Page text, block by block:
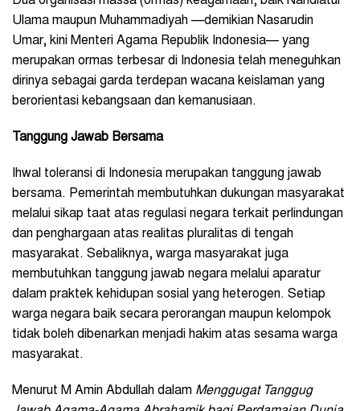
Ulama maupun Muhammadiyah —demikian Nasarudin
Umar, kini Menteri Agama Republik Indonesia— yang
merupakan ormas terbesar di Indonesia telah meneguhkan
dirinya sebagai garda terdepan wacana keislaman yang
berorientasi kebangsaan dan kemanusiaan.
Tanggung Jawab Bersama
Ihwal toleransi di Indonesia merupakan tanggung jawab
bersama. Pemerintah membutuhkan dukungan masyarakat
melalui sikap taat atas regulasi negara terkait perlindungan
dan penghargaan atas realitas pluralitas di tengah
masyarakat. Sebaliknya, warga masyarakat juga
membutuhkan tanggung jawab negara melalui aparatur
dalam praktek kehidupan sosial yang heterogen. Setiap
warga negara baik secara perorangan maupun kelompok
tidak boleh dibenarkan menjadi hakim atas sesama warga
masyarakat.
Menurut M Amin Abdullah dalam Menggugat Tanggug